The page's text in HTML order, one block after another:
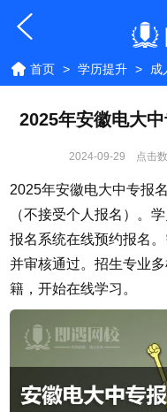
首页 > 学历提升 > 成
2025年安徽电大
2024-09-29 点击数
2025年安徽电大中专报
（不接受个人报名）。
报名系统在线预约报名
并审核通过。招生专业
籍，开始在线学习。